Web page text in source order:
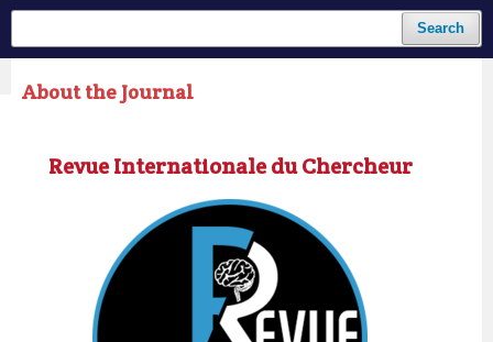
Search
About the Journal
Revue Internationale du Chercheur